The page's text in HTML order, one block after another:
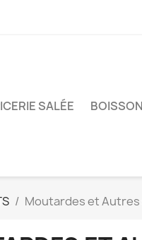
SALÉE BOISSON
Moutardes et Autres